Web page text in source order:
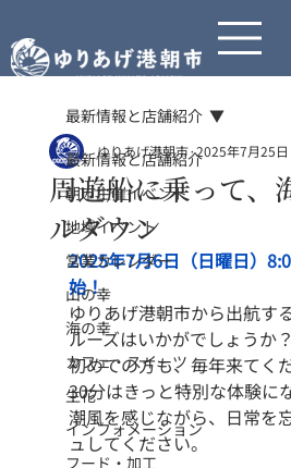
最新情報と店舗紹介
朝市主催イベント
地域イベント
営業カレンダー
山の幸
海の幸
カフェ・スイーツ
生花
インフォメーション
フード・加工
最新情報と店舗紹介
周遊船に乗って、
ルダウン
ゆりあげ港朝市 2025年7月25日
2025年7月6日（日曜日）
始！
ゆりあげ港朝市から出航す
ルーズはいかがでしょうか？
初めての方も、毎年来てく
30分はきっと特別な体験に
潮風を感じながら、日常を
ュしてください。